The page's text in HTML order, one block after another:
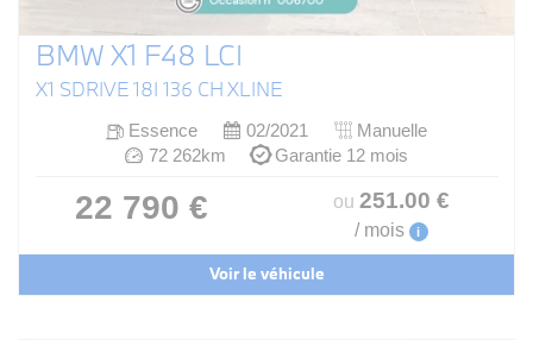
BMW X1 F48 LCI
X1 SDRIVE 18I 136 CH XLINE
Essence 02/2021
Manuelle
72 262km
Garantie 12 mois
22 790 € ou 251.00 €
/ mois i
Voir le véhicule